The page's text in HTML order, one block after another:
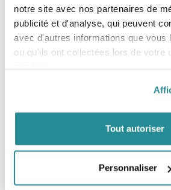
notre site avec nos partenaires de
publicité et d'analyse, qui peuvent
avec d'autres informations que vous
ou qu'ils ont collectées lors de votre
Tout autoriser
Personnaliser
CB, VISA, Mastercard, ALMA
Plus
Une équipe de passionnés
À